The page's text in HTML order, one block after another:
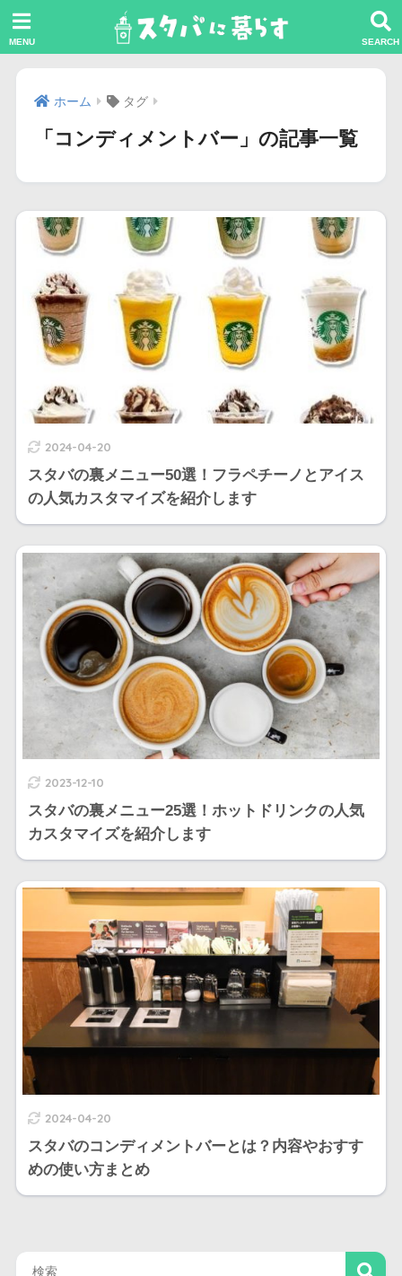
ホーム タグ
「コンディメントバー」の記事一覧
2024-04-20
スタバの裏メニュー50選！フラペチーノとアイス
の人気カスタマイズを紹介します
2023-12-10
スタバの裏メニュー25選！ホットドリンクの人気
カスタマイズを紹介します
2024-04-20
スタバのコンディメントバーとは？内容やおすす
めの使い方まとめ